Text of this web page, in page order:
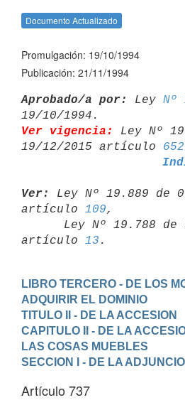
Documento Actualizado
Promulgación: 19/10/1994
Publicación: 21/11/1994
Aprobado/a por: Ley Nº
Ver vigencia:
Ley Nº
19/12/2015 artículo 652
Ver:
Ley Nº 19.889 de
artículo 109,
artículo 13
LIBRO TERCERO - DE LOS
ADQUIRIR EL DOMINIO
TITULO II - DE LA ACCESION
CAPITULO II - DE LA
LAS COSAS MUEBLES
SECCION I - DE LA
Artículo 737